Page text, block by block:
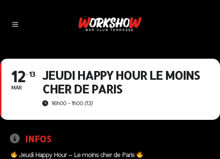
12
MAR
13
JEUDI HAPPY HOUR LE MOINS
CHER DE PARIS
16h00 - 1h00 (13)
INFOS
Jeudi Happy Hour – Le moins cher de Paris